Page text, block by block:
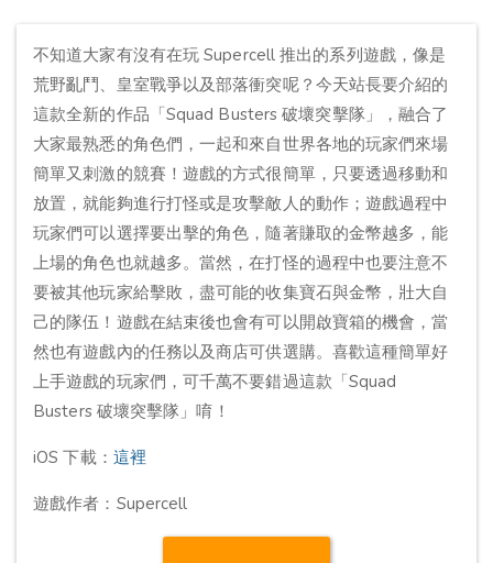
不知道大家有沒有在玩 Supercell 推出的系列遊戲，像是
荒野亂鬥、皇室戰爭以及部落衝突呢？今天站長要介紹的
這款全新的作品「Squad Busters 破壞突擊隊」，融合了
大家最熟悉的角色們，一起和來自世界各地的玩家們來場
簡單又刺激的競賽！遊戲的方式很簡單，只要透過移動和
放置，就能夠進行打怪或是攻擊敵人的動作；遊戲過程中
玩家們可以選擇要出擊的角色，隨著賺取的金幣越多，能
上場的角色也就越多。當然，在打怪的過程中也要注意不
要被其他玩家給擊敗，盡可能的收集寶石與金幣，壯大自
己的隊伍！遊戲在結束後也會有可以開啟寶箱的機會，當
然也有遊戲內的任務以及商店可供選購。喜歡這種簡單好
上手遊戲的玩家們，可千萬不要錯過這款「Squad
Busters 破壞突擊隊」唷！
iOS 下載： 這裡
遊戲作者：Supercell